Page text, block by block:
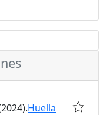
Huella